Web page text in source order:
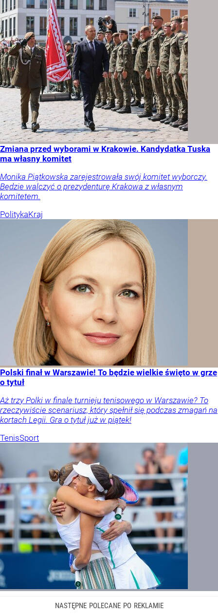
Zmiana przed wyborami w Krakowie. Kandydatka Tuska
ma własny komitet
Monika Piątkowska zarejestrowała swój komitet wyborczy.
Będzie walczyć o prezydenturę Krakowa z własnym
komitetem.
PolitykaKraj
Polski finał w Warszawie! To będzie wielkie święto w grze
o tytuł
Aż trzy Polki w finale turnieju tenisowego w Warszawie? To
rzeczywiście scenariusz, który spełnił się podczas zmagań na
kortach Legii. Gra o tytuł już w piątek!
TenisSport